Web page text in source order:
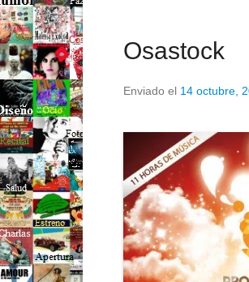
Osastock
Enviado el 14 octubre,